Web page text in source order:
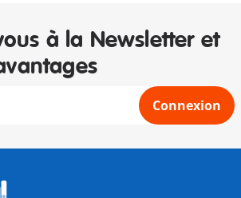
à la Newsletter et
Connexion